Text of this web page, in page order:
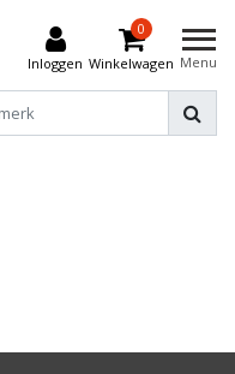
Inloggen
0
Winkelwagen Menu